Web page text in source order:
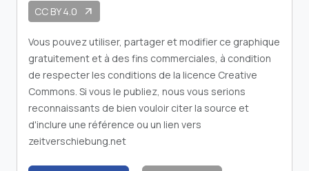
CC BY 4.0 arrow_outward
Vous pouvez utiliser, partager et modifier ce graphique
gratuitement et à des fins commerciales, à condition
de respecter les conditions de la licence Creative
Commons. Si vous le publiez, nous vous serions
reconnaissants de bien vouloir citer la source et
d'inclure une référence ou un lien vers
zeitverschiebung.net